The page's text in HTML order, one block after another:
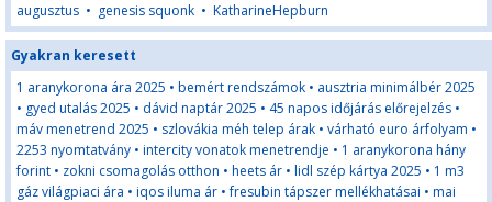
augusztus • genesis squonk • KatharineHepburn
Gyakran keresett
1 aranykorona ára 2025 • bemért rendszámok • ausztria minimálbér 2025
• gyed utalás 2025 • dávid naptár 2025 • 45 napos időjárás előrejelzés •
máv menetrend 2025 • szlovákia méh telep árak • várható euro árfolyam •
2253 nyomtatvány • intercity vonatok menetrendje • 1 aranykorona hány
forint • zokni csomagolás otthon • heets ár • lidl szép kártya 2025 • 1 m3
gáz világpiaci ára • iqos iluma ár •fresubin tápszer mellékhatásai • mai